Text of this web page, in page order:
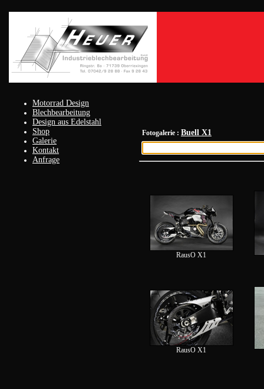
Motorrad Design
Blechbearbeitung
Design aus Edelstahl
Shop
Galerie
Kontakt
Anfrage
Fotogalerie : Buell X1
RausO X1
RausO X1